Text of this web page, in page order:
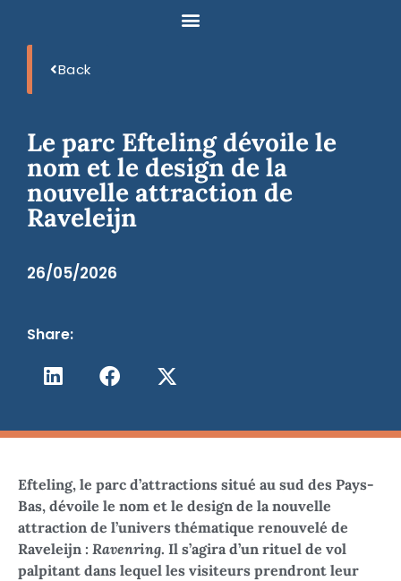
Back
Le parc Efteling dévoile le
nom et le design de la
nouvelle attraction de
Raveleijn
26/05/2026
Share:
Efteling, le parc d’attractions situé au sud des Pays-
Bas, dévoile le nom et le design de la nouvelle
attraction de l’univers thématique renouvelé de
Raveleijn : Ravenring. Il s’agira d’un rituel de vol
palpitant dans lequel les visiteurs prendront leur